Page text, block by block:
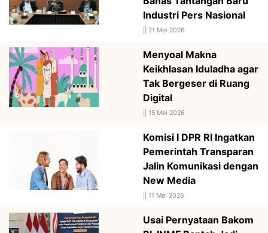
Industri Pers Nasional
21 Mei 2026
Menyoal Makna
Keikhlasan Iduladha agar
Tak Bergeser di Ruang
Digital
15 Mei 2026
Komisi I DPR RI Ingatkan
Pemerintah Transparan
Jalin Komunikasi dengan
New Media
11 Mei 2026
Usai Pernyataan Bakom